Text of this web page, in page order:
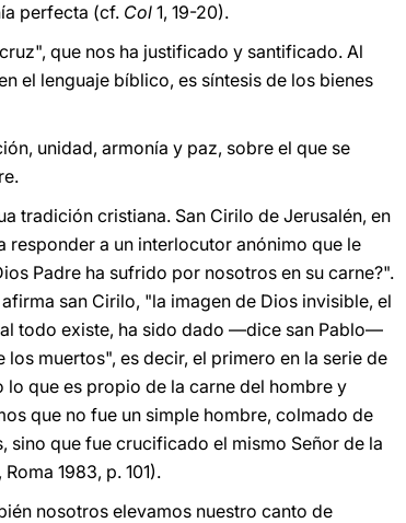
perfecta (cf. Col 1, 19-20).
que nos ha justificado y santificado. Al
el lenguaje bíblico, es síntesis de los bienes
unidad, armonía y paz, sobre el que se
tradición cristiana. San Cirilo de Jerusalén, en
responder a un interlocutor anónimo que le
Padre ha sufrido por nosotros en su carne?".
san Cirilo, "la imagen de Dios invisible, el
todo existe, ha sido dado ―dice san Pablo―
muertos", es decir, el primero en la serie de
que es propio de la carne del hombre y
que no fue un simple hombre, colmado de
sino que fue crucificado el mismo Señor de la
1983, p. 101).
nosotros elevamos nuestro canto de